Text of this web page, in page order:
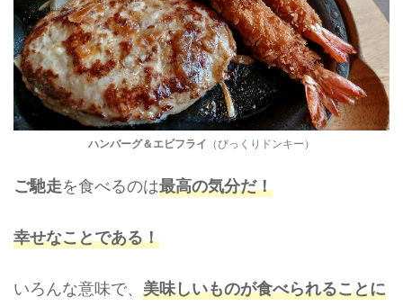
ハンバーグ＆エビフライ （びっくりドンキー）
ご馳走を食べるのは最高の気分だ！
幸せなことである！
いろんな意味で、 美味しいものが食べられることに